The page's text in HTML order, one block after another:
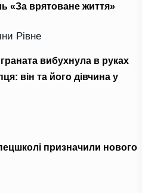
«За врятоване життя»
Рівне
вибухнула в руках
він та його дівчина у
призначили нового